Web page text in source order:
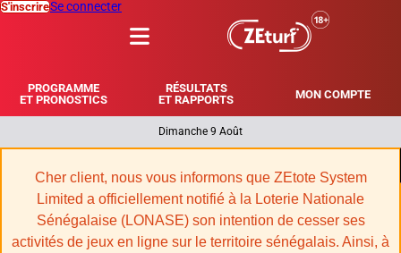
PROGRAMME
ET PRONOSTICS
RÉSULTATS
ET RAPPORTS
MON COMPTE
S'inscrireSe connecter
Dimanche 9 Août
Cher client, nous vous informons que ZEtote System
Limited a officiellement notifié à la Loterie Nationale
Sénégalaise (LONASE) son intention de cesser ses
activités de jeux en ligne sur le territoire sénégalais. Ainsi, à